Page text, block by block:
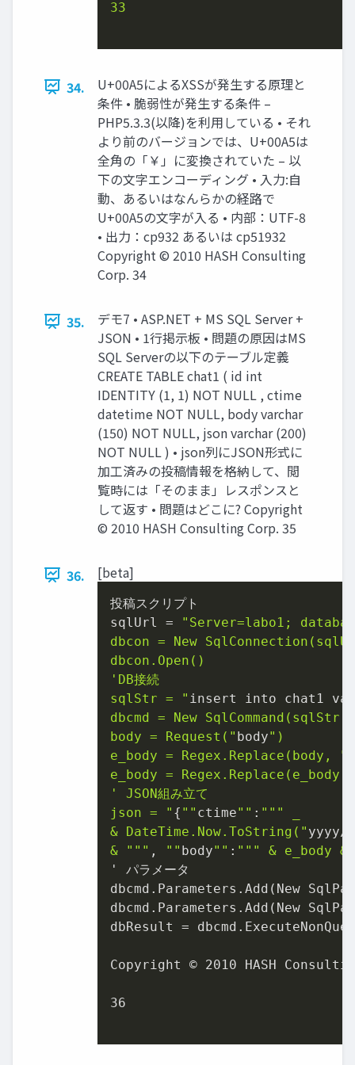
33
34.
U+00A5によるXSSが発生する原理と
条件 • 脆弱性が発生する条件 –
PHP5.3.3(以降)を利用している • それ
より前のバージョンでは、U+00A5は
全角の「￥」に変換されていた – 以
下の文字エンコーディング • 入力:自
動、あるいはなんらかの経路で
U+00A5の文字が入る • 内部：UTF-8
• 出力：cp932 あるいは cp51932
Copyright © 2010 HASH Consulting
Corp. 34
35.
デモ7 • ASP.NET + MS SQL Server +
JSON • 1行掲示板 • 問題の原因はMS
SQL Serverの以下のテーブル定義
CREATE TABLE chat1 ( id int
IDENTITY (1, 1) NOT NULL , ctime
datetime NOT NULL, body varchar
(150) NOT NULL, json varchar (200)
NOT NULL ) • json列にJSON形式に
加工済みの投稿情報を格納して、閲
覧時には「そのまま」レスポンスと
して返す • 問題はどこに? Copyright
© 2010 HASH Consulting Corp. 35
36. [beta]
投稿スクリプト
sqlUrl =
"Server=labo1;
dbcon = New
dbcon.Open()
'DB接続
sqlStr = " insert into chat1
dbcmd = New
body = Request(" body")
e_body = Regex.Replace(body, "
e_body =
' JSON組み立て
json = " { "" ctime"" : "" " _
& DateTime.Now.ToString(" yyyy/
& " "" , "" body"" : "" " & e_body
' パラメータ
dbcmd.Parameters.Add(New
dbcmd.Parameters.Add(New
dbResult =
Copyright © 2010 HASH
36